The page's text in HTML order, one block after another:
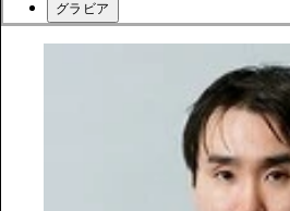
グラビア